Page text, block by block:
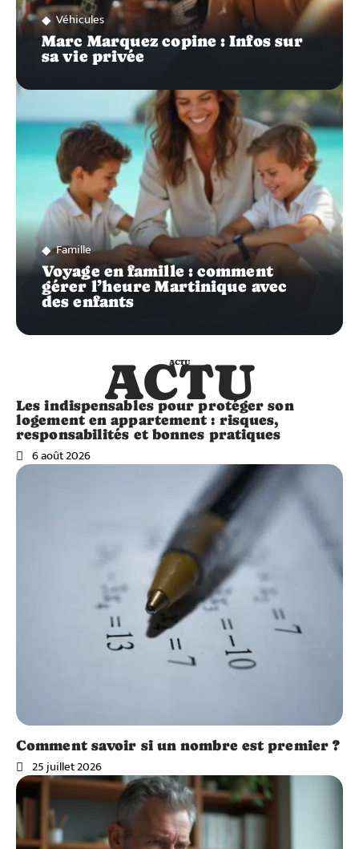
Véhicules
Marc Marquez copine : Infos sur
sa vie privée
Famille
Voyage en famille : comment
gérer l’heure Martinique avec
des enfants
ACTU
ACTU
Les indispensables pour protéger son
logement en appartement : risques,
responsabilités et bonnes pratiques
6 août 2026
Comment savoir si un nombre est premier ?
25 juillet 2026